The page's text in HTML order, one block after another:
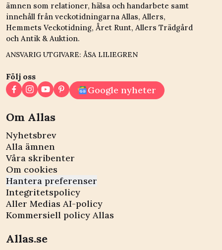
ämnen som relationer, hälsa och handarbete samt
innehåll från veckotidningarna Allas, Allers,
Hemmets Veckotidning, Året Runt, Allers Trädgård
och Antik & Auktion.
ANSVARIG UTGIVARE: ÅSA LILIEGREN
Följ oss
Google nyheter
Om Allas
Nyhetsbrev
Alla ämnen
Våra skribenter
Om cookies
Hantera preferenser
Integritetspolicy
Aller Medias AI-policy
Kommersiell policy Allas
Allas.se